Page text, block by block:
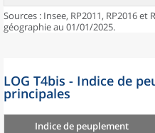
Sources : Insee, RP2011, RP2016
géographie au 01/01/2025.
LOG T4bis - Indice de
principales
Indice de peuplement